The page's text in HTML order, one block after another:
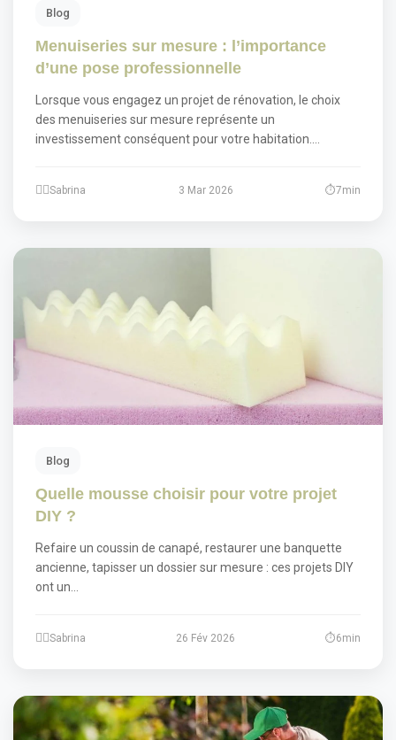
Blog
Menuiseries sur mesure : l’importance
d’une pose professionnelle
Lorsque vous engagez un projet de rénovation, le choix
des menuiseries sur mesure représente un
investissement conséquent pour votre habitation.…
Sabrina 3 Mar 2026 7min
Blog
Quelle mousse choisir pour votre projet
DIY ?
Refaire un coussin de canapé, restaurer une banquette
ancienne, tapisser un dossier sur mesure : ces projets DIY
ont un…
Sabrina 26 Fév 2026 6min